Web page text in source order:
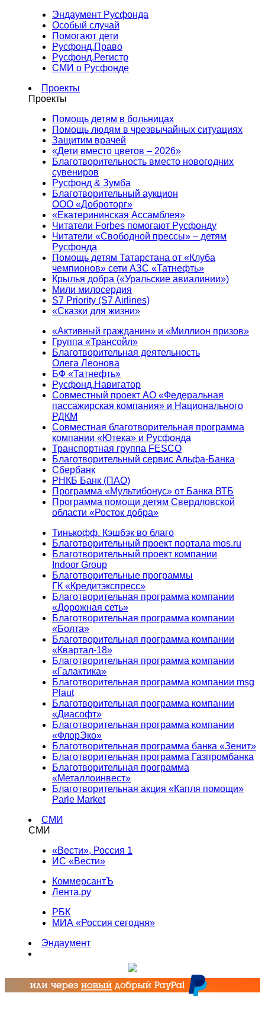
Эндаумент Русфонда
Особый случай
Помогают дети
Русфонд.Право
Русфонд.Регистр
СМИ о Русфонде
Проекты
Проекты
Помощь детям в больницах
Помощь людям в чрезвычайных ситуациях
Защитим врачей
«Дети вместо цветов – 2026»
Благотворительность вместо новогодних
сувениров
Русфонд & Зумба
Благотворительный аукцион
ООО «Доброторг»
«Екатерининская Ассамблея»
Читатели Forbes помогают Русфонду
Читатели «Свободной прессы» – детям
Русфонда
Помощь детям Татарстана от «Клуба
чемпионов» сети АЗС «Татнефть»
Крылья добра («Уральские авиалинии»)
Мили милосердия
S7 Priority (S7 Airlines)
«Сказки для жизни»
«Активный гражданин» и «Миллион призов»
Группа «Трансойл»
Благотворительная деятельность
Олега Леонова
БФ «Татнефть»
Русфонд.Навигатор
Совместный проект АО «Федеральная
пассажирская компания» и Национального
РДКМ
Совместная благотворительная программа
компании «Ютека» и Русфонда
Транспортная группа FESCO
Благотворительный сервис Альфа-Банка
Сбербанк
РНКБ Банк (ПАО)
Программа «Мультибонус» от Банка ВТБ
Программа помощи детям Свердловской
области «Росток добра»
Тинькофф. Кэшбэк во благо
Благотворительный проект портала mos.ru
Благотворительный проект компании
Indoor Group
Благотворительные программы
ГК «Кредитэкспресс»
Благотворительная программа компании
«Дорожная сеть»
Благотворительная программа компании
«Болта»
Благотворительная программа компании
«Квартал-18»
Благотворительная программа компании
«Галактика»
Благотворительная программа компании msg
Plaut
Благотворительная программа компании
«Диасофт»
Благотворительная программа компании
«ФлорЭко»
Благотворительная программа банка «Зенит»
Благотворительная программа Газпромбанка
Благотворительная программа
«Металлоинвест»
Благотворительная акция «Капля помощи»
Parle Market
СМИ
СМИ
«Вести», Россия 1
ИС «Вести»
КоммерсантЪ
Лента.ру
РБК
МИА «Россия сегодня»
Эндаумент